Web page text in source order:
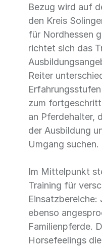
Bezug wird auf
den Kreis
für Nordhessen
richtet sich das
Reiter
zum
an Pferdehalter,
der Ausbildung
Umgang suchen.
Im Mittelpunkt
Training für
ebenso
Familienpferde.
Horsefeelings